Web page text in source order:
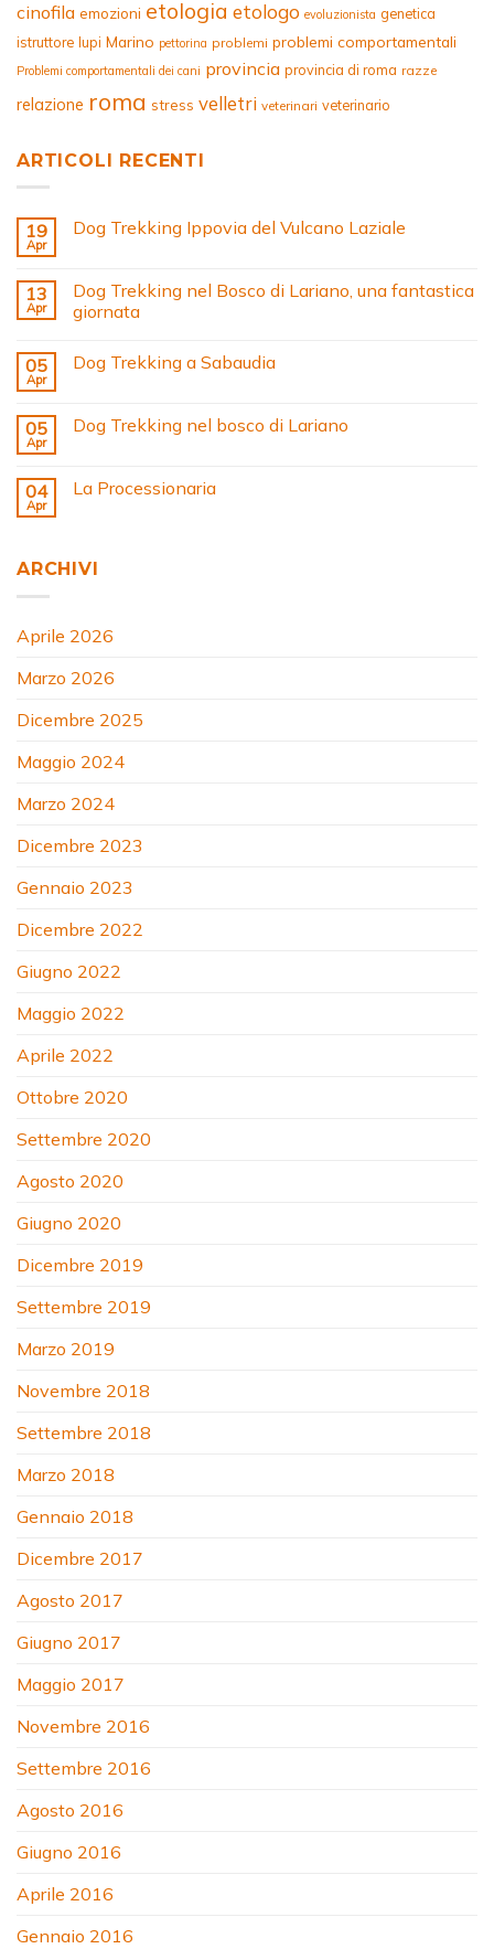
cinofila emozioni etologia etologo evoluzionista genetica
istruttore lupi Marino pettorina problemi problemi comportamentali
Problemi comportamentali dei cani provincia provincia di roma razze
relazione roma stress velletri veterinari veterinario
ARTICOLI RECENTI
19
Apr
Dog Trekking Ippovia del Vulcano Laziale
13
Apr
Dog Trekking nel Bosco di Lariano, una fantastica
giornata
05
Apr
Dog Trekking a Sabaudia
05
Apr
Dog Trekking nel bosco di Lariano
04
Apr
La Processionaria
ARCHIVI
Aprile 2026
Marzo 2026
Dicembre 2025
Maggio 2024
Marzo 2024
Dicembre 2023
Gennaio 2023
Dicembre 2022
Giugno 2022
Maggio 2022
Aprile 2022
Ottobre 2020
Settembre 2020
Agosto 2020
Giugno 2020
Dicembre 2019
Settembre 2019
Marzo 2019
Novembre 2018
Settembre 2018
Marzo 2018
Gennaio 2018
Dicembre 2017
Agosto 2017
Giugno 2017
Maggio 2017
Novembre 2016
Settembre 2016
Agosto 2016
Giugno 2016
Aprile 2016
Gennaio 2016